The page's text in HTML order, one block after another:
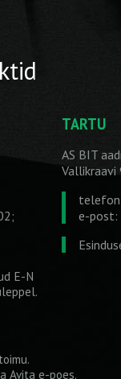
E-N
TARTU
AS BIT
Vallikraavi
e-post:
Avita e-poes.